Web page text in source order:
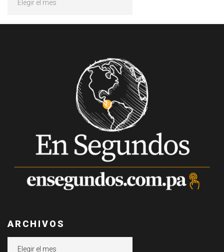
ARCHIVOS